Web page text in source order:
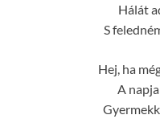
Hálát
S
Hej, ha
A